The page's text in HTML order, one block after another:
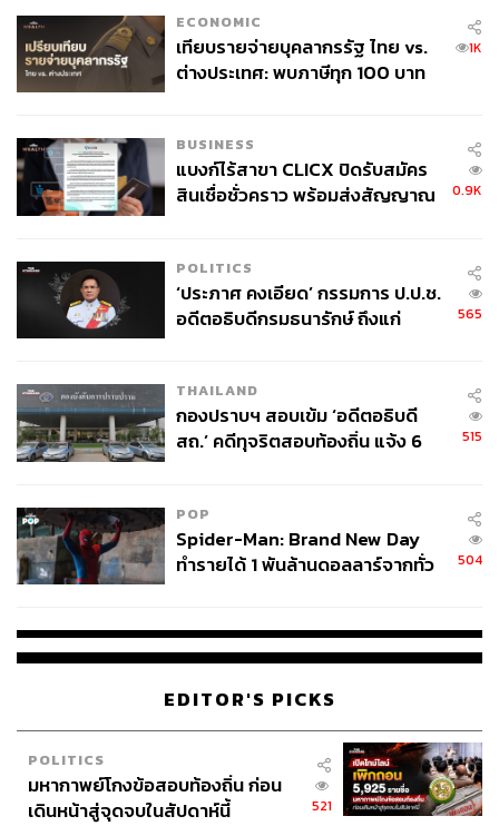
ECONOMIC
เทียบรายจ่ายบุคลากรรัฐ ไทย vs.
ต่างประเทศ: พบภาษีทุก 100 บาท
1K
BUSINESS
แบงก์ไร้สาขา CLICX ปิดรับสมัคร
สินเชื่อชั่วคราว พร้อมส่งสัญญาณ
0.9K
POLITICS
‘ประภาศ คงเอียด’ กรรมการ ป.ป.ช.
อดีตอธิบดีกรมธนารักษ์ ถึงแก่
565
THAILAND
กองปราบฯ สอบเข้ม ‘อดีตอธิบดี
สถ.’ คดีทุจริตสอบท้องถิ่น แจ้ง 6
515
POP
Spider-Man: Brand New Day
ทำรายได้ 1 พันล้านดอลลาร์จากทั่ว
504
EDITOR'S PICKS
POLITICS
มหากาพย์โกงข้อสอบท้องถิ่น ก่อน
เดินหน้าสู่จุดจบในสัปดาห์นี้
521